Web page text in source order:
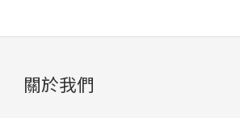
關於我們